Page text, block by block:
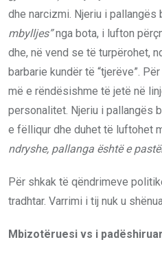
dhe narcizmi. Njeriu i pallangës
mbylljes”nga bota, i lufton
dhe, në vend se të turpërohet,
barbarie kundër të “tjerëve”.
më e rëndësishme të jetë në
personalitet. Njeriu i pallangës
e fëlliqur dhe duhet të luftohet
ndryshe, pallanga është e
Për shkak të qëndrimeve
tradhtar. Varrimi i tij nuk u
Mbizotëruesi vs i